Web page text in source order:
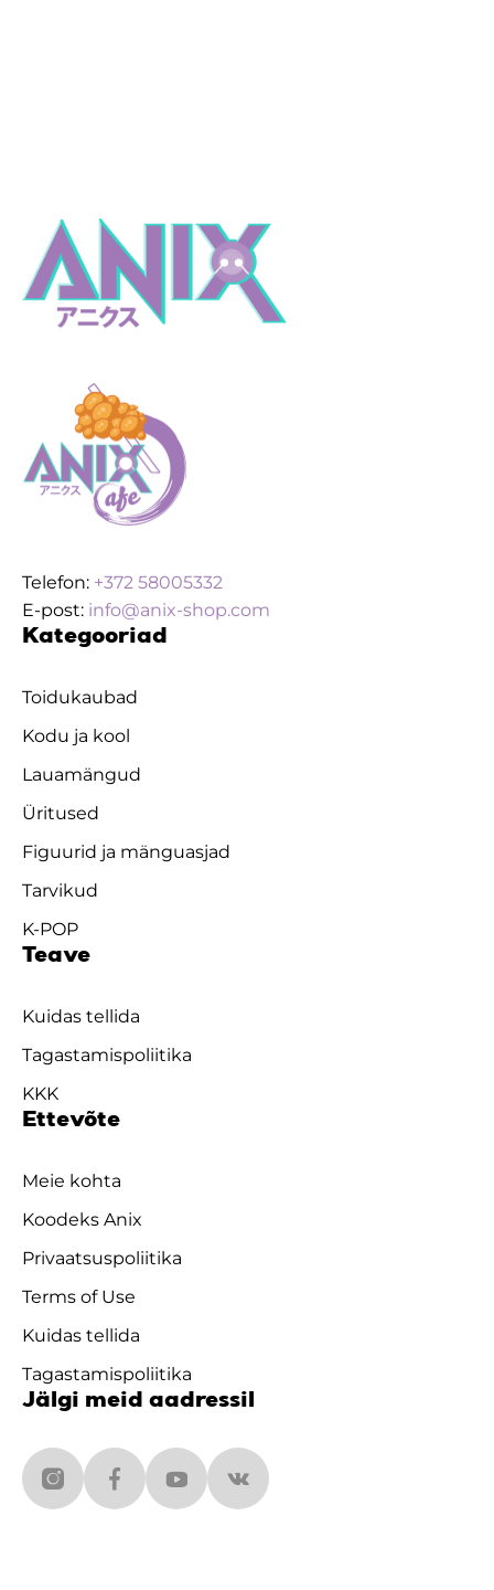
Telefon: +372 58005332
E-post: info@anix-shop.com
Kategooriad
Toidukaubad
Kodu ja kool
Lauamängud
Üritused
Figuurid ja mänguasjad
Tarvikud
K-POP
Teave
Kuidas tellida
Tagastamispoliitika
KKK
Ettevõte
Meie kohta
Koodeks Anix
Privaatsuspoliitika
Terms of Use
Kuidas tellida
Tagastamispoliitika
Jälgi meid aadressil